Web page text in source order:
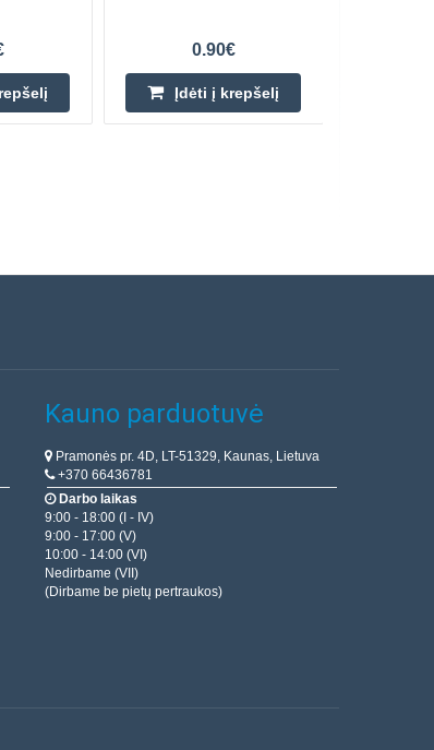
0.90€
Įdėti į krepšelį
Kauno parduotuvė
Pramonės pr. 4D, LT-51329, Kaunas, Lietuva
+370 66436781
Darbo laikas
9:00 - 18:00 (I - IV)
9:00 - 17:00 (V)
10:00 - 14:00 (VI)
Nedirbame (VII)
(Dirbame be pietų pertraukos)